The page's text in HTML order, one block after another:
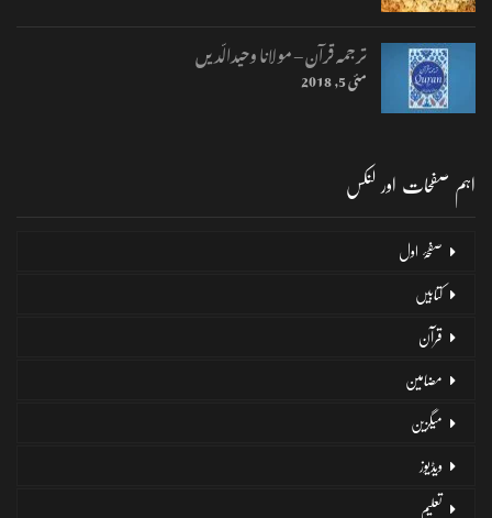
ترجمہ قرآن – مولانا وحیدالّدیں
مئی 5, 2018
اہم صفحات اور لنکس
صفحۂ اول
کتابیں
قرآن
مضامین
میگزین
ویڈیوز
تعلیم